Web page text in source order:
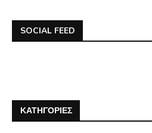
SOCIAL FEED
ΚΑΤΗΓΟΡΊΕΣ